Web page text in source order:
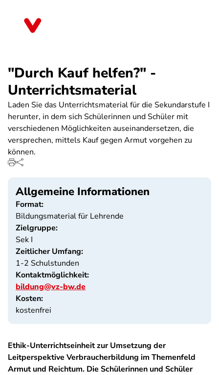
"Durch Kauf helfen?" -
Unterrichtsmaterial
Laden Sie das Unterrichtsmaterial für die Sekundarstufe I
herunter, in dem sich Schülerinnen und Schüler mit
verschiedenen Möglichkeiten auseinandersetzen, die
versprechen, mittels Kauf gegen Armut vorgehen zu
können.
Allgemeine Informationen
Format:
Bildungsmaterial für Lehrende
Zielgruppe:
Sek I
Zeitlicher Umfang:
1-2 Schulstunden
Kontaktmöglichkeit:
bildung@vz-bw.de
Kosten:
kostenfrei
Ethik-Unterrichtseinheit zur Umsetzung der
Leitperspektive Verbraucherbildung im Themenfeld
Armut und Reichtum. Die Schülerinnen und Schüler